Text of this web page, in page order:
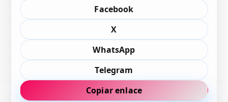
Facebook
X
WhatsApp
Telegram
Copiar enlace